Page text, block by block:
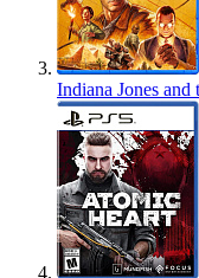
Indiana Jones